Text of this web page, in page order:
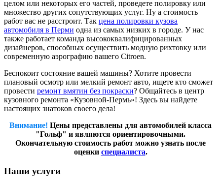
целом или некоторых его частей, проведете полировку или
множество других сопутствующих услуг. Ну а стоимость
работ вас не расстроит. Так цена полировки кузова
автомобиля в Перми одна из самых низких в городе. У нас
также работает команда высококвалифицированных
дизайнеров, способных осуществить модную рихтовку или
современную аэрографию вашего Citroen.
Беспокоит состояние вашей машины? Хотите провести
плановый осмотр или мелкий ремонт авто, ищете кто сможет
провести ремонт вмятин без покраски? Общайтесь в центр
кузовного ремонта «Кузовной-Пермь»! Здесь вы найдете
настоящих знатоков своего дела!
Внимание! Цены представлены для автомобилей класса
"Гольф" и являются ориентировочными.
Окончательную стоимость работ можно узнать после
оценки специалиста.
Наши услуги